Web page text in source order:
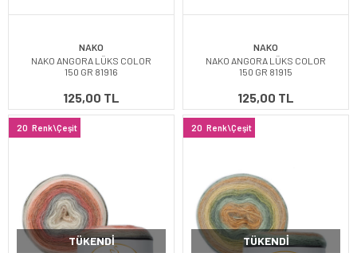
NAKO
NAKO ANGORA LÜKS COLOR
150 GR 81916
125,00 TL
NAKO
NAKO ANGORA LÜKS COLOR
150 GR 81915
125,00 TL
20 Renk\Çeşit
TÜKENDI
20 Renk\Çeşit
TÜKENDI